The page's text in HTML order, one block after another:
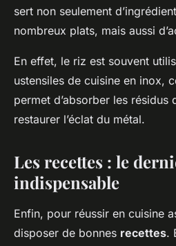
sert non seulement
nombreux plats, mais aussi
En effet, le riz est souvent
ustensiles de cuisine en inox,
permet d’absorber les résidus
restaurer l’éclat du métal.
Les recettes : le
indispensable
Enfin, pour réussir en cuisine
disposer de bonnes recettes.